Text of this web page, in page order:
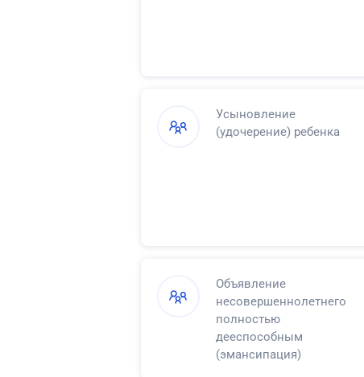
Усыновление
(удочерение) ребенка
Объявление
несовершеннолетнего
полностью
дееспособным
(эмансипация)